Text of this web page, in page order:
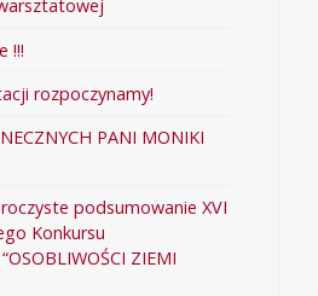
!!!
rozpoczynamy!
PANI MONIKI
podsumowanie XVI
Konkursu
ZIEMI